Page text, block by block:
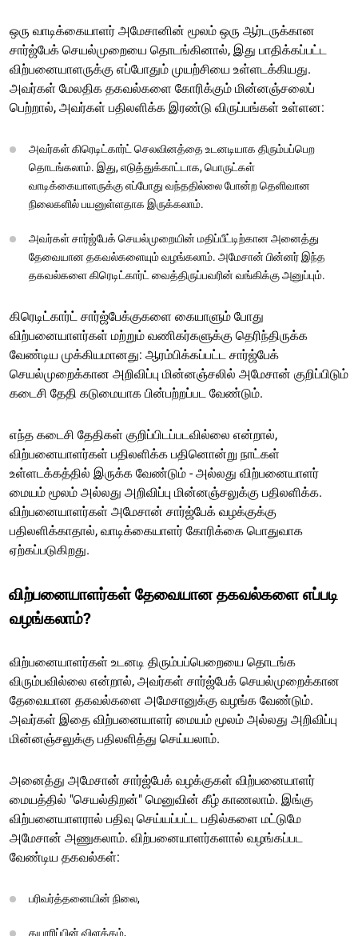
ஒரு வாடிக்கையாளர் அமேசானின் மூலம் ஒரு ஆர்டருக்கான
சார்ஜ்பேக் செயல்முறையை தொடங்கினால், இது பாதிக்கப்பட்ட
விற்பனையாளருக்கு எப்போதும் முயற்சியை உள்ளடக்கியது.
அவர்கள் மேலதிக தகவல்களை கோரிக்கும் மின்னஞ்சலைப்
பெற்றால், அவர்கள் பதிலளிக்க இரண்டு விருப்பங்கள் உள்ளன:
அவர்கள் கிரெடிட்கார்ட் செலவினத்தை உடனடியாக திரும்பப்பெற
தொடங்கலாம். இது, எடுத்துக்காட்டாக, பொருட்கள்
வாடிக்கையாளருக்கு எப்போது வந்ததில்லை போன்ற தெளிவான
நிலைகளில் பயனுள்ளதாக இருக்கலாம்.
அவர்கள் சார்ஜ்பேக் செயல்முறையின் மதிப்பீட்டிற்கான அனைத்து
தேவையான தகவல்களையும் வழங்கலாம். அமேசான் பின்னர் இந்த
தகவல்களை கிரெடிட்கார்ட் வைத்திருப்பவரின் வங்கிக்கு அனுப்பும்.
கிரெடிட்கார்ட் சார்ஜ்பேக்குகளை கையாளும் போது
விற்பனையாளர்கள் மற்றும் வணிகர்களுக்கு தெரிந்திருக்க
வேண்டிய முக்கியமானது: ஆரம்பிக்கப்பட்ட சார்ஜ்பேக்
செயல்முறைக்கான அறிவிப்பு மின்னஞ்சலில் அமேசான் குறிப்பிடும்
கடைசி தேதி கடுமையாக பின்பற்றப்பட வேண்டும்.
எந்த கடைசி தேதிகள் குறிப்பிடப்படவில்லை என்றால்,
விற்பனையாளர்கள் பதிலளிக்க பதினொன்று நாட்கள்
உள்ளடக்கத்தில் இருக்க வேண்டும் - அல்லது விற்பனையாளர்
மையம் மூலம் அல்லது அறிவிப்பு மின்னஞ்சலுக்கு பதிலளிக்க.
விற்பனையாளர்கள் அமேசான் சார்ஜ்பேக் வழக்குக்கு
பதிலளிக்காதால், வாடிக்கையாளர் கோரிக்கை பொதுவாக
ஏற்கப்படுகிறது.
விற்பனையாளர்கள் தேவையான தகவல்களை எப்படி
வழங்கலாம்?
விற்பனையாளர்கள் உடனடி திரும்பப்பெறையை தொடங்க
விரும்பவில்லை என்றால், அவர்கள் சார்ஜ்பேக் செயல்முறைக்கான
தேவையான தகவல்களை அமேசானுக்கு வழங்க வேண்டும்.
அவர்கள் இதை விற்பனையாளர் மையம் மூலம் அல்லது அறிவிப்பு
மின்னஞ்சலுக்கு பதிலளித்து செய்யலாம்.
அனைத்து அமேசான் சார்ஜ்பேக் வழக்குகள் விற்பனையாளர்
மையத்தில் "செயல்திறன்" மெனுவின் கீழ் காணலாம். இங்கு
விற்பனையாளரால் பதிவு செய்யப்பட்ட பதில்களை மட்டுமே
அமேசான் அணுகலாம். விற்பனையாளர்களால் வழங்கப்பட
வேண்டிய தகவல்கள்:
பரிவர்த்தனையின் நிலை,
தயாரிப்பின் விளக்கம்,